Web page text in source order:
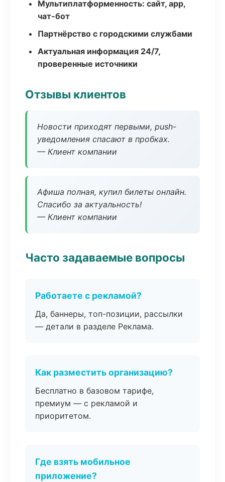
Мультиплатформенность: сайт, app,
чат-бот
Партнёрство с городскими службами
Актуальная информация 24/7,
проверенные источники
Отзывы клиентов
Новости приходят первыми, push-
уведомления спасают в пробках.
— Клиент компании
Афиша полная, купил билеты онлайн.
Спасибо за актуальность!
— Клиент компании
Часто задаваемые вопросы
Работаете с рекламой?
Да, баннеры, топ-позиции, рассылки
— детали в разделе Реклама.
Как разместить организацию?
Бесплатно в базовом тарифе,
премиум — с рекламой и
приоритетом.
Где взять мобильное
приложение?